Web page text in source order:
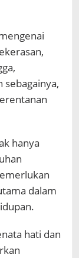
sebagainya,
hanya
dalam
hati dan